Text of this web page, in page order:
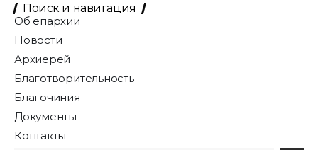
Поиск и навигация
Об епархии
Новости
Архиерей
Благотворительность
Благочиния
Документы
Контакты